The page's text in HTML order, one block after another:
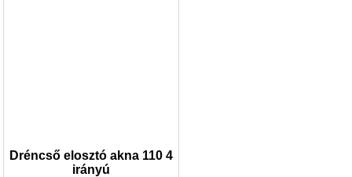
Dréncső elosztó akna 110 4
irányú